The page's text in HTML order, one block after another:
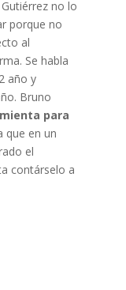
no lo
porque no
al
Se habla
año y
Bruno
para
que en un
el
contárselo a